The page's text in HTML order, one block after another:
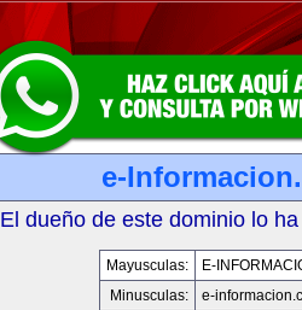
e-
El dueño de este dominio lo
Mayusculas:
E-
Minusculas:
e-